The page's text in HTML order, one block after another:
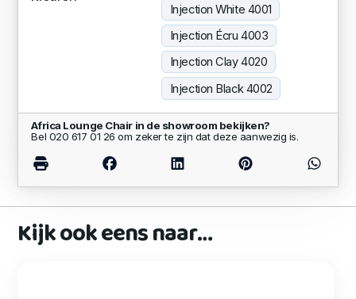
Injection White 4001
Injection Écru 4003
Injection Clay 4020
Injection Black 4002
Africa Lounge Chair in de showroom bekijken?
Bel 020 617 01 26 om zeker te zijn dat deze aanwezig is.
Kijk ook eens naar…